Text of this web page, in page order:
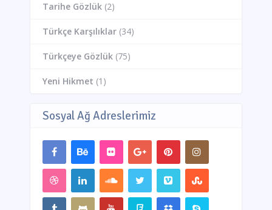
Tarihe Gözlük(2)
Türkçe Karşılıklar(34)
Türkçeye Gözlük(75)
Yeni Hikmet (1)
Sosyal Ağ Adreslerimiz